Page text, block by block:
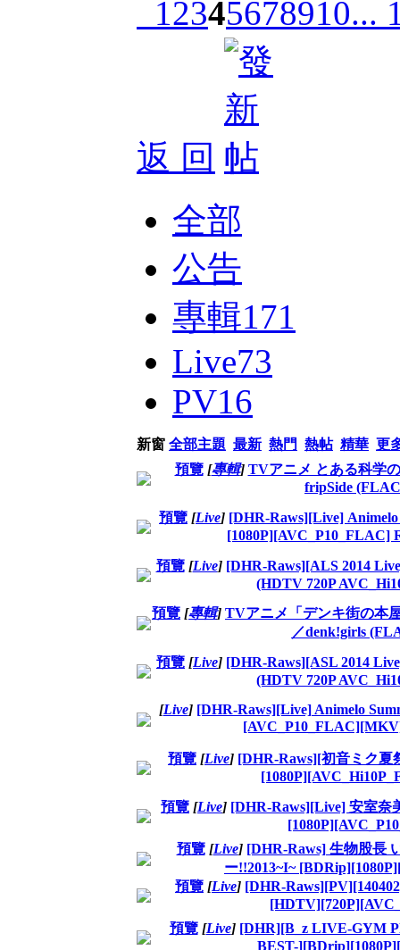
1 2345678910...
返 回
全部
公告
專輯171
Live73
PV16
新窗 全部主題 最新 熱門 熱帖 精華 更
預覽 [專輯] TVアニメ とある科学の
fripSide
預覽 [Live] [DHR-Raws][Live]
[1080P][AVC_P10_FLAC]
預覽 [Live] [DHR-Raws][ALS 2014
(HDTV 720P
預覽 [專輯] TVアニメ「デンキ街の本
／denk!girls
預覽 [Live] [DHR-Raws][ASL 2014
(HDTV 720P
[Live] [DHR-Raws][Live] Animelo
預覽 [Live] [DHR-Raws][初音ミク夏
預覽 [Live] [DHR-Raws][Live] 安室奈
預覽 [Live] [DHR-Raws] 生物股長
ー!!2013~I~
預覽 [Live] [DHR-
預覽 [Live] [DHR][B_z LIVE-GYM
BEST-